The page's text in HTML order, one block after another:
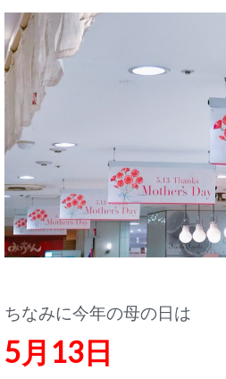
ちなみに今年の母の日は
5月13日